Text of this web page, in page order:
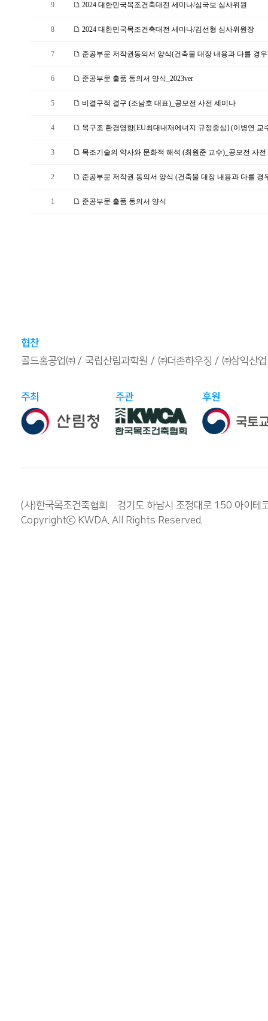
9 2024 대한민국목조건축대전 세미나/심국보 심사위원
8 2024 대한민국목조건축대전 세미나/김선형 심사위원장
7 준공부문 저작권동의서 양식(건축물 대장 내용과 다를 경우
6 준공부문 출품 동의서 양식_2023ver
5 비결구적 결구 (조남호 대표)_공모전 사전 세미나
4 목구조 환경영향[EU최대내재에너지 규정중심] (이병연 교
3 목조기술의 약사와 문화적 해석 (최원준 교수)_공모전 사전
2 준공부문 저작권 동의서 양식 (건축물 대장 내용과 다를 경
1 준공부문 출품 동의서 양식
협찬
골드홈공업㈜
국립산림과학원 ㈜더존하우징 ㈜삼익산업
주최 주관 후원
(사)한국목조건축협회 경기도 하남시 조정대로 150 아
Copyrightⓒ KWDA. All Rights Reserved.